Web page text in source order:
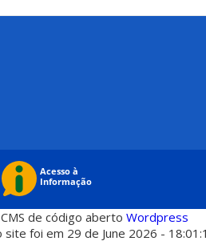
de código aberto Wordpress
site foi em 29 de June 2026 -